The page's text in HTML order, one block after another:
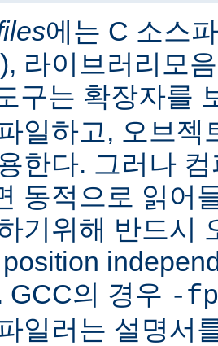
에는 C 소스
라이브러리모
구는 확장자를
일하고, 오브젝
한다. 그러나
동적으로 읽어
기위해 반드시
GCC의 경우 -
일러는 설명서